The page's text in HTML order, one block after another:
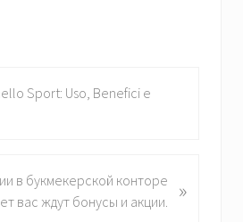
Sport: Uso, Benefici e
в букмекерской конторе
вас ждут бонусы и акции.
»